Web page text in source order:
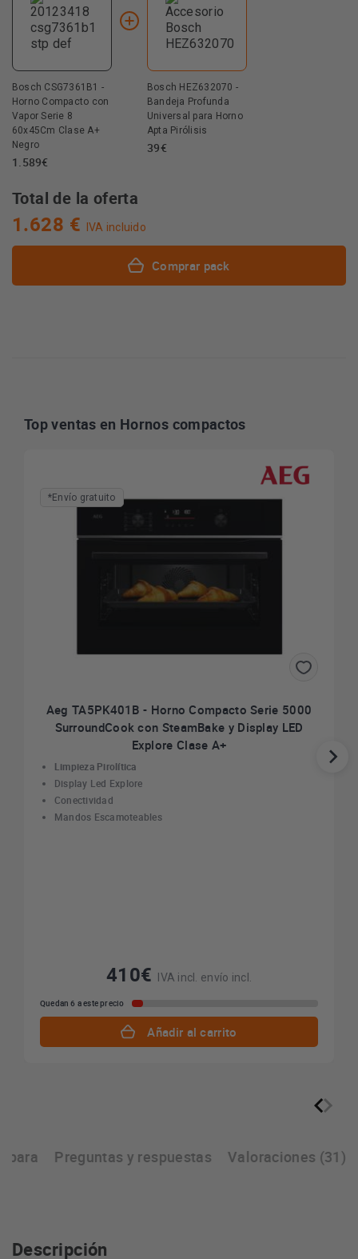
Bosch CSG7361B1 -
Horno Compacto con
Vapor Serie 8
60x45Cm Clase A+
Negro
1.589€
Bosch HEZ632070 -
Bandeja Profunda
Universal para Horno
Apta Pirólisis
39€
Total de la oferta
1.628 € IVA incluido
Comprar pack
Top ventas en Hornos compactos
*Envío gratuito
Aeg TA5PK401B - Horno Compacto Serie 5000
SurroundCook con SteamBake y Display LED
Explore Clase A+
Limpieza Pirolítica
Display Led Explore
Conectividad
Mandos Escamoteables
410€ IVA incl. envío incl.
Quedan 6 a este precio
Añadir al carrito
Preguntas y respuestas Valoraciones (31)
Descripción